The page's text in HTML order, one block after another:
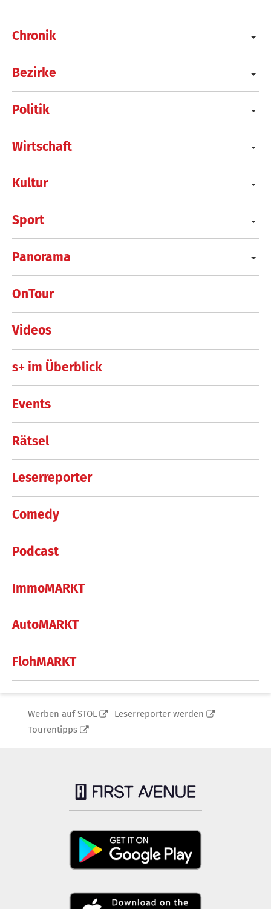
Chronik
Bezirke
Politik
Wirtschaft
Kultur
Sport
Panorama
OnTour
Videos
s+ im Überblick
Events
Rätsel
Leserreporter
Comedy
Podcast
ImmoMARKT
AutoMARKT
FlohMARKT
Werben auf STOL
Leserreporter werden
Tourentipps